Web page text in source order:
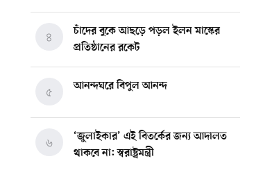
চাঁদের বুকে আছড়ে পড়ল ইলন মাস্কের
প্রতিষ্ঠানের রকেট
৪
আনন্দঘরে বিপুল আনন্দ
৫
‘জুলাইকার’ এই বিতর্কের জন্য আদালত
থাকবে না: স্বরাষ্ট্রমন্ত্রী
৬